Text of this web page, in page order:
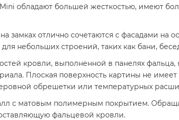
обладают большей жесткостью, имеют
на замках отлично сочетаются с фасадами на
небольших строений, таких как бани,
кровли, выполненной в панелях фальца,
Плоская поверхность картины не
обрешетки или температурных
с матовым полимерным покрытием.
фальцевой кровли.